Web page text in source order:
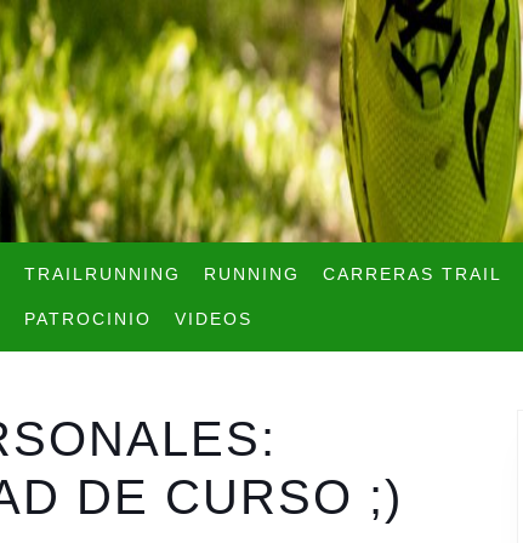
TRAILRUNNING RUNNING CARRERAS TRAIL
PATROCINIO VIDEOS
DE CURSO ;)